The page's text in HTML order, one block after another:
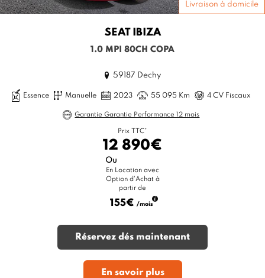
Livraison à domicile
SEAT IBIZA
1.0 MPI 80CH COPA
59187 Dechy
Essence Manuelle 2023 55 095 Km 4 CV Fiscaux
Garantie Garantie Performance 12 mois
Prix TTC*
12 890€
Ou
En Location avec
Option d'Achat à
partir de
155€ /mois
Réservez dés maintenant
En savoir plus